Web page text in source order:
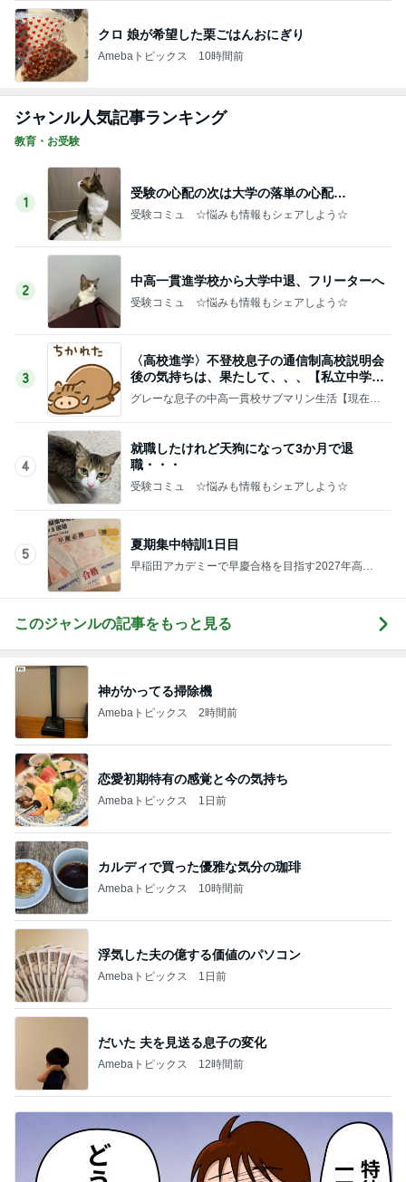
クロ 娘が希望した栗ごはんおにぎり
Amebaトピックス 10時間前
ジャンル人気記事ランキング
教育・お受験
1
受験の心配の次は大学の落単の心配…
受験コミュ ☆悩みも情報もシェアしよう☆
2
中高一貫進学校から大学中退、フリーターへ
受験コミュ ☆悩みも情報もシェアしよう☆
3
〈高校進学〉不登校息子の通信制高校説明会
後の気持ちは、果たして、、、【私立中学不
登校】
グレーな息子の中高一貫校サブマリン生活【現在不
4
就職したけれど天狗になって3か月で退
職・・・
受験コミュ ☆悩みも情報もシェアしよう☆
5
夏期集中特訓1日目
早稲田アカデミーで早慶合格を目指す2027年高校
このジャンルの記事をもっと見る
神がかってる掃除機
Amebaトピックス 2時間前
恋愛初期特有の感覚と今の気持ち
Amebaトピックス 1日前
カルディで買った優雅な気分の珈琲
Amebaトピックス 10時間前
浮気した夫の億する価値のパソコン
Amebaトピックス 1日前
だいた 夫を見送る息子の変化
Amebaトピックス 12時間前